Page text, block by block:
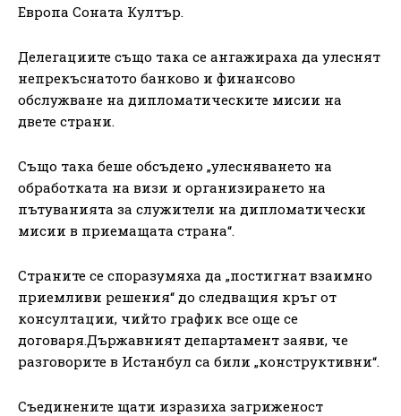
Европа Соната Култър.
Делегациите също така се ангажираха да улеснят
непрекъснатото банково и финансово
обслужване на дипломатическите мисии на
двете страни.
Също така беше обсъдено „улесняването на
обработката на визи и организирането на
пътуванията за служители на дипломатически
мисии в приемащата страна“.
Страните се споразумяха да „постигнат взаимно
приемливи решения“ до следващия кръг от
консултации, чийто график все още се
договаря.Държавният департамент заяви, че
разговорите в Истанбул са били „конструктивни“.
Съединените щати изразиха загриженост